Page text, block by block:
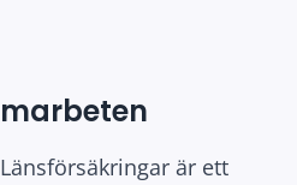
är ett